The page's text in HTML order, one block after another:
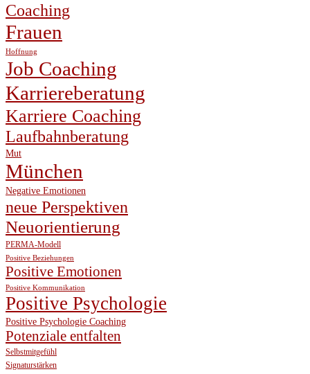
Coaching
Frauen
Hoffnung
Job Coaching
Karriereberatung
Karriere Coaching
Laufbahnberatung
Mut
München
Negative Emotionen
neue Perspektiven
Neuorientierung
PERMA-Modell
Positive Beziehungen
Positive Emotionen
Positive Kommunikation
Positive Psychologie
Positive Psychologie Coaching
Potenziale entfalten
Selbstmitgefühl
Signaturstärken